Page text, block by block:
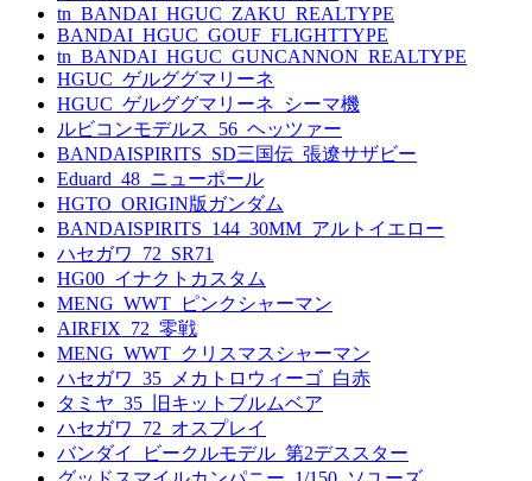
tn_BANDAI_HGUC_ZAKU_REALTYPE
BANDAI_HGUC_GOUF_FLIGHTTYPE
tn_BANDAI_HGUC_GUNCANNON_REALTYPE
HGUC_ゲルググマリーネ
HGUC_ゲルググマリーネ_シーマ機
ルビコンモデルス_56_ヘッツァー
BANDAISPIRITS_SD三国伝_張遼サザビー
Eduard_48_ニューポール
HGTO_ORIGIN版ガンダム
BANDAISPIRITS_144_30MM_アルトイエロー
ハセガワ_72_SR71
HG00_イナクトカスタム
MENG_WWT_ピンクシャーマン
AIRFIX_72_零戦
MENG_WWT_クリスマスシャーマン
ハセガワ_35_メカトロウィーゴ_白赤
タミヤ_35_旧キットブルムベア
ハセガワ_72_オスプレイ
バンダイ_ビークルモデル_第2デススター